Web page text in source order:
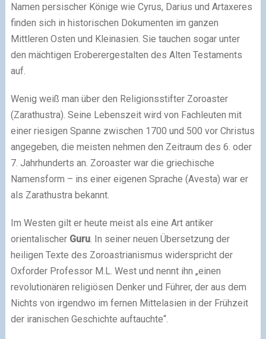
Namen persischer Könige wie Cyrus, Darius und Artaxeres
finden sich in historischen Dokumenten im ganzen
Mittleren Osten und Kleinasien. Sie tauchen sogar unter
den mächtigen Eroberergestalten des Alten Testaments
auf.
Wenig weiß man über den Religionsstifter Zoroaster
(Zarathustra). Seine Lebenszeit wird von Fachleuten mit
einer riesigen Spanne zwischen 1700 und 500 vor Christus
angegeben, die meisten nehmen den Zeitraum des 6. oder
7. Jahrhunderts an. Zoroaster war die griechische
Namensform – ins einer eigenen Sprache (Avesta) war er
als Zarathustra bekannt.
Im Westen gilt er heute meist als eine Art antiker
orientalischer Guru. In seiner neuen Übersetzung der
heiligen Texte des Zoroastrianismus widerspricht der
Oxforder Professor M.L. West und nennt ihn „einen
revolutionären religiösen Denker und Führer, der aus dem
Nichts von irgendwo im fernen Mittelasien in der Frühzeit
der iranischen Geschichte auftauchte“.